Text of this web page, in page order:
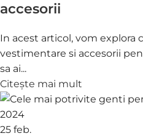
accesorii
In acest articol, vom explora
vestimentare si accesorii
sa ai...
Citește mai mult
25 feb.